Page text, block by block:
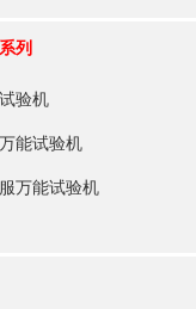
列
验机
能试验机
万能试验机